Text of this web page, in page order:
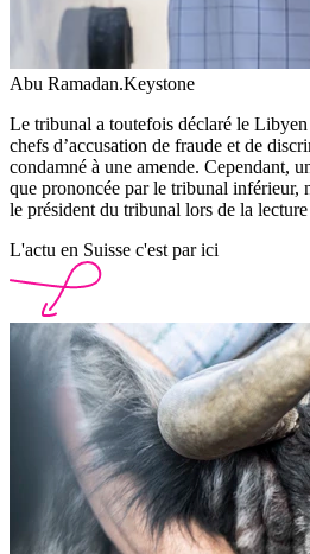
Abu Ramadan.Keystone
Le tribunal a toutefois déclaré le Libyen
chefs d’accusation de fraude et de
condamné à une amende. Cependant,
que prononcée par le tribunal inférieur,
le président du tribunal lors de la
L'actu en Suisse c'est par ici